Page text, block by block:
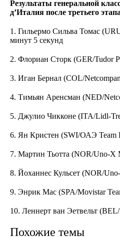
Результаты генеральной
д’Италия после третьего этапа
1. Гильермо Сильва Томас
минут 5 секунд
2. Флориан Сторк (GER/Tudor
3. Иган Бернал (COL/
4. Тимьян Аренсман (NED/
5. Джулио Чикконе (ITA/Lidl-
6. Ян Кристен (SWI/ОАЭ Team
7. Мартин Тьотта (NOR/Uno-X
8. Йоханнес Кульсет (NOR/
9. Энрик Мас (SPA/Movistar
10. Леннерт ван Эетвельт
Похожие темы